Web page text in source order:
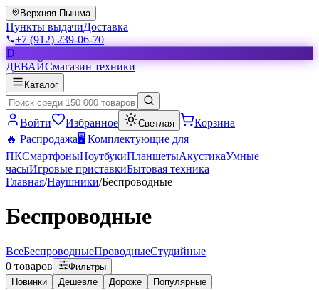
Верхняя Пышма
Пункты выдачиДоставка
+7 (912) 239-06-70
D
ДЕВАЙСмагазин техники
Каталог
Войти Избранное Светлая
Корзина
🔥 Распродажа🖥️ Комплектующие для
ПКСмартфоныНоутбукиПланшетыАкустикаУмные
часыИгровые приставкиБытовая техника
Главная/Наушники/Беспроводные
Беспроводные
ВсеБеспроводныеПроводныеСтудийные
0 товаров
Фильтры
Новинки
Дешевле Дороже Популярные